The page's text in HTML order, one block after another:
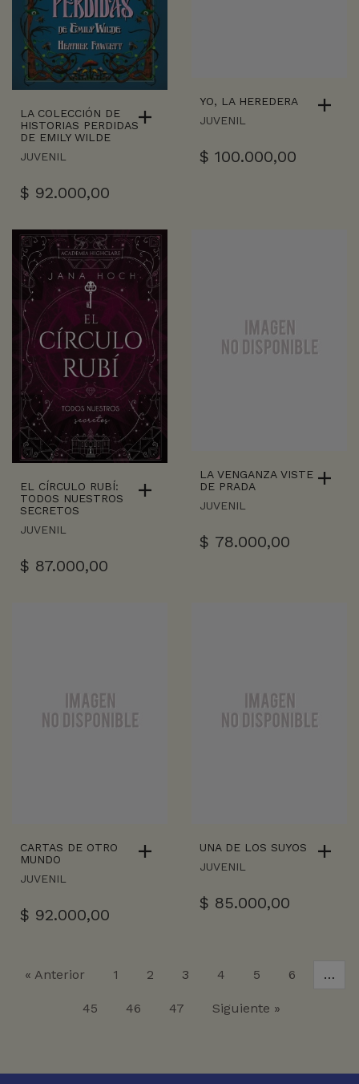
LA COLECCIÓN DE
HISTORIAS PERDIDAS
DE EMILY WILDE
JUVENIL
$ 92.000,00
YO, LA HEREDERA
JUVENIL
$ 100.000,00
EL CÍRCULO RUBÍ:
TODOS NUESTROS
SECRETOS
JUVENIL
$ 87.000,00
LA VENGANZA VISTE
DE PRADA
JUVENIL
$ 78.000,00
CARTAS DE OTRO
MUNDO
JUVENIL
$ 92.000,00
UNA DE LOS SUYOS
JUVENIL
$ 85.000,00
« Anterior 1 2 3 4 5 6 …
45 46 47 Siguiente »